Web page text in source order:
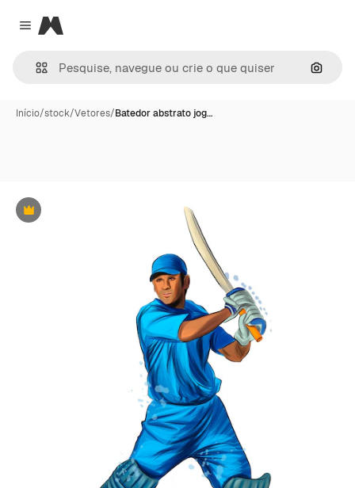
Close menu
Magnific
Início/stock/Vetores/Batedor abstrato jog…
Premium